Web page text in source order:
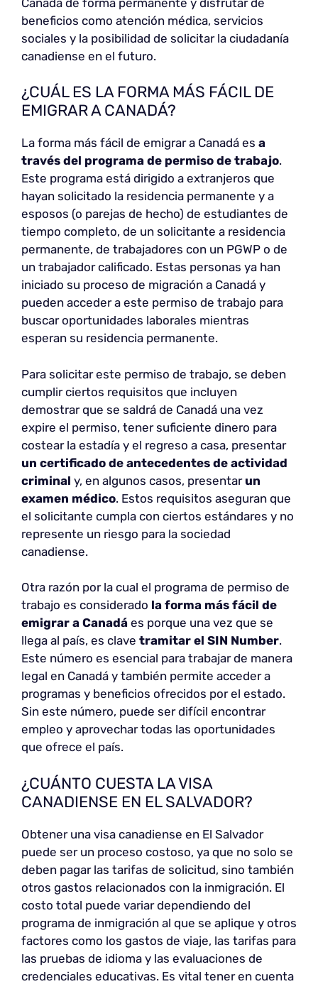
beneficios como atención médica, servicios
sociales y la posibilidad de solicitar la ciudadanía
canadiense en el futuro.
¿CUÁL ES LA FORMA MÁS FÁCIL DE
EMIGRAR A CANADÁ?
La forma más fácil de emigrar a Canadá es a
través del programa de permiso de trabajo.
Este programa está dirigido a extranjeros que
hayan solicitado la residencia permanente y a
esposos (o parejas de hecho) de estudiantes de
tiempo completo, de un solicitante a residencia
permanente, de trabajadores con un PGWP o de
un trabajador calificado. Estas personas ya han
iniciado su proceso de migración a Canadá y
pueden acceder a este permiso de trabajo para
buscar oportunidades laborales mientras
esperan su residencia permanente.
Para solicitar este permiso de trabajo, se deben
cumplir ciertos requisitos que incluyen
demostrar que se saldrá de Canadá una vez
expire el permiso, tener suficiente dinero para
costear la estadía y el regreso a casa, presentar
un certificado de antecedentes de actividad
criminal y, en algunos casos, presentar un
examen médico. Estos requisitos aseguran que
el solicitante cumpla con ciertos estándares y no
represente un riesgo para la sociedad
canadiense.
Otra razón por la cual el programa de permiso de
trabajo es considerado la forma más fácil de
emigrar a Canadá es porque una vez que se
llega al país, es clave tramitar el SIN Number.
Este número es esencial para trabajar de manera
legal en Canadá y también permite acceder a
programas y beneficios ofrecidos por el estado.
Sin este número, puede ser difícil encontrar
empleo y aprovechar todas las oportunidades
que ofrece el país.
¿CUÁNTO CUESTA LA VISA
CANADIENSE EN EL SALVADOR?
Obtener una visa canadiense en El Salvador
puede ser un proceso costoso, ya que no solo se
deben pagar las tarifas de solicitud, sino también
otros gastos relacionados con la inmigración. El
costo total puede variar dependiendo del
programa de inmigración al que se aplique y otros
factores como los gastos de viaje, las tarifas para
las pruebas de idioma y las evaluaciones de
credenciales educativas. Es vital tener en cuenta